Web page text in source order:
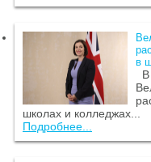
в
В
школах и колледжах...
Подробнее...